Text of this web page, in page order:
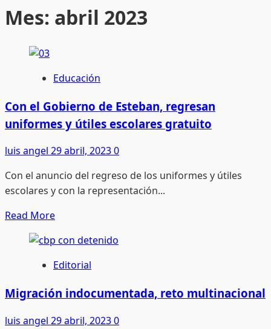
Mes: abril 2023
Educación
Con el Gobierno de Esteban, regresan
uniformes y útiles escolares gratuito
luis angel 29 abril, 20230
Con el anuncio del regreso de los uniformes y útiles
escolares y con la representación...
Read MoreRead
about
Con
Gobierno
Esteban,
Editorial
Migración indocumentada, reto multinacional
luis angel 29 abril, 20230